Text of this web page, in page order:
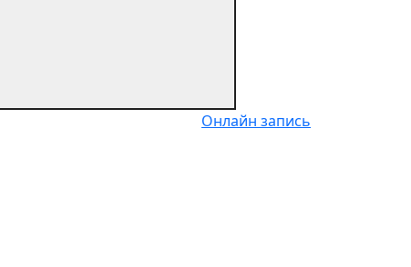
Онлайн запись